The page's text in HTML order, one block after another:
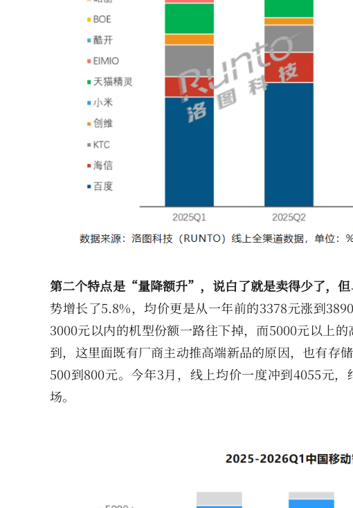
第二个特点是“量降额升”，说白了就是卖得少了，但
势增长了5.8%，均价更是从一年前的3378元涨到
3000元以内的机型份额一路往下掉，而5000元以上
到，这里面既有厂商主动推高端新品的原因，也有存
500到800元。今年3月，线上均价一度冲到4055元
场。